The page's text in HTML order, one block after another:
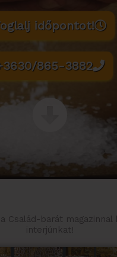
időpontot!
865-3882
Család-barát magazinnal
interjúnkat!